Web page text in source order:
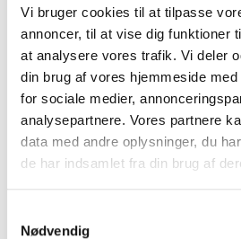
Vi bruger cookies til at tilpasse
annoncer, til at vise dig funktioner
at analysere vores trafik. Vi deler
din brug af vores hjemmeside
for sociale medier,
analysepartnere. Vores partnere
data med andre oplysninger, du
de har indsamlet fra din brug af
Nødvendig